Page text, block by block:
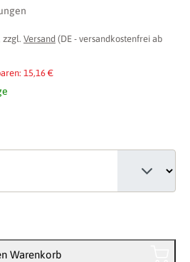
von 0 von 5 Sternen
zzgl. Versand (DE - versandkostenfrei ab
15,16 €
Warenkorb